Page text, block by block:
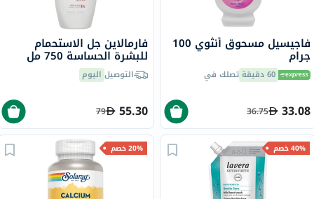
فاجيسيل مسحوق أنثوي 100
جرام
60 دقيقة تصلك في
33.08
36.75
فارمالاين جل الاستحمام
للبشرة الحساسة 750 مل
التوصيل اليوم
55.30
79
40% خصم 20% خصم